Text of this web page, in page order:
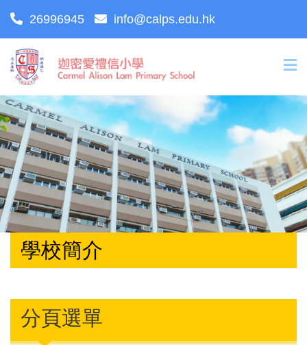
26996945 info@calps.edu.hk
學校簡介
分頁選單